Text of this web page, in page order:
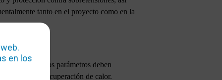
tanto en el proyecto como en la
del año. Estos parámetros deben
y recuperación de calor.
en los